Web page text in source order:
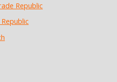
Republic